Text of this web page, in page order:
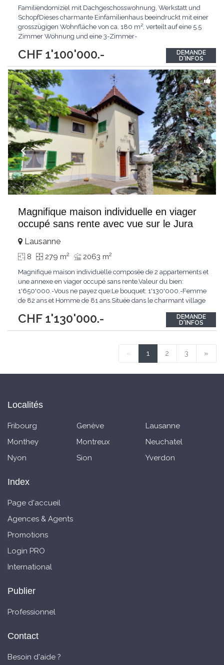
CHF 1'100'000.-
Familiendomiziel mit Dachgeschosswohnung, Werkstatt und
SchopfDieses charmante Einfamilienhaus beeindruckt mit einer
grosszügigen Wohnfläche von ca. 180 m², verteilt auf eine 5.5
Zimmer Wohnung und eine 3-Zimmer-
Grundstücksfläche von 856 m² wird ergänzt mit einer
Werkstatt und einem Büro sowie einem zusätzlichen Schopf.
Der kombinierte Charakter aus
...
DEMANDE
D'INFOS
Magnifique maison individuelle en viager
occupé sans rente avec vue sur le Jura
CHF 1'130'000.-
Lausanne
8 279 m2 2063 m2
Magnifique maison individuelle composée de 2 appartements et
une annexe en viager occupé sans rente.Valeur du bien:
1'650'000.-Vous ne payez que:Le bouquet: 1'130'000.-Femme
de 82 ans et Homme de 81 ans.Située dans le charmant village
proposée en viager occupé sans rente représente une
excellente opportunité d'investissement patrimonial...
DEMANDE
D'INFOS
« 1 2 3 »
Localités
Fribourg Genève
Lausanne
Monthey
Montreux
Neuchatel
Nyon
Sion Yverdon
Index
Page d'accueil
Agences & Agents
Promotions
Login PRO
International
Publier
Professionnel
Contact
Besoin d'aide ?